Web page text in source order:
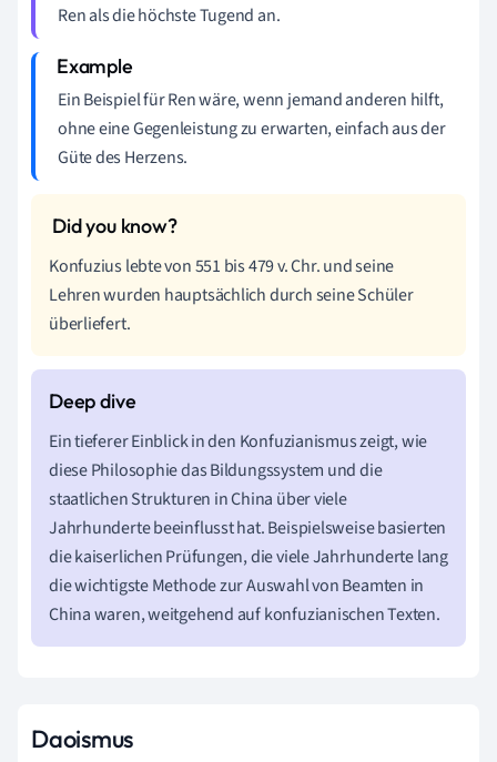
Ren als die höchste Tugend an.
Ein Beispiel für Ren wäre, wenn jemand anderen hilft,
ohne eine Gegenleistung zu erwarten, einfach aus der
Güte des Herzens.
Konfuzius lebte von 551 bis 479 v. Chr. und seine
Lehren wurden hauptsächlich durch seine Schüler
überliefert.
Ein tieferer Einblick in den Konfuzianismus zeigt, wie
diese Philosophie das Bildungssystem und die
staatlichen Strukturen in China über viele
Jahrhunderte beeinflusst hat. Beispielsweise basierten
die kaiserlichen Prüfungen, die viele Jahrhunderte lang
die wichtigste Methode zur Auswahl von Beamten in
China waren, weitgehend auf konfuzianischen Texten.
Daoismus